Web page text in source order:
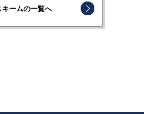
キームの一覧へ